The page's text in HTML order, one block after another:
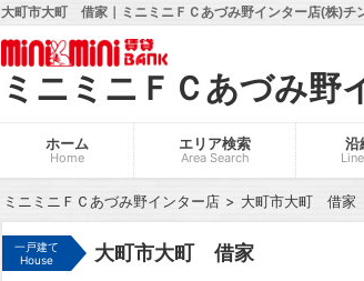
大町市大町 借家｜ミニミニＦＣあづみ野インター店(株)チ
ミニミニＦＣあづみ野
ホーム
Home
エリア検索
Area Search
沿
ミニミニＦＣあづみ野インター店 大町市大町 借家
一戸建て
House
大町市大町 借家